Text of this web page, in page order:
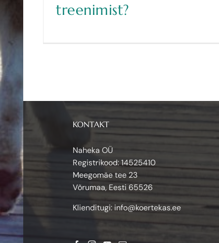
treenimist?
KONTAKT
Naheka OÜ
Registrikood: 14525410
Meegomäe tee 23
Võrumaa, Eesti 65526
Klienditugi: info@koertekas.ee